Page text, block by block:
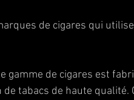
de cigares qui
gamme de cigares est
tabacs de haute